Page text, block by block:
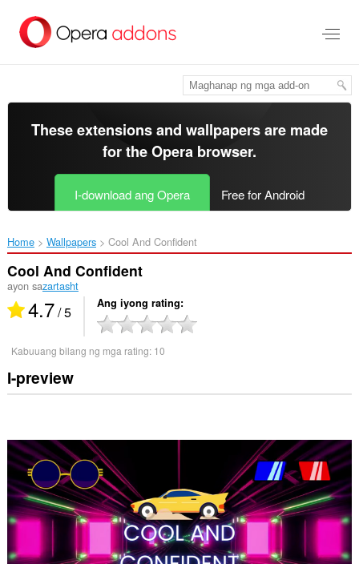
pangunahing
These extensions and wallpapers are made
for theOpera browser.
I-download ang Opera Free for Android
Home Wallpapers Cool And Confident‎
Cool And Confident
ayon sazartasht
4.7/ 5 Ang iyong rating
Kabuuang bilang ng mga rating: 10
I-preview